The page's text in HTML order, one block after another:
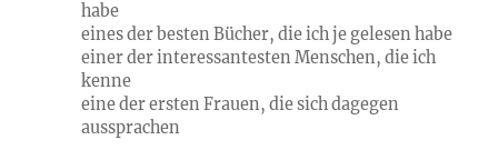
habe
eines der besten Bücher, die ich je gelesen habe
einer der interessantesten Menschen, die ich
kenne
eine der ersten Frauen, die sich dagegen
aussprachen